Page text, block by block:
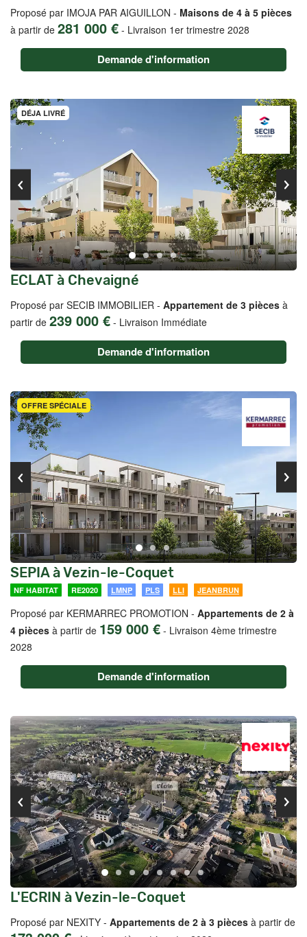
Proposé par IMOJA PAR AIGUILLON - Maisons de 4 à 5 pièces
à partir de 281 000 € - Livraison 1er trimestre 2028
Demande d'information
DÉJA LIVRÉ
ECLAT à Chevaigné
Proposé par SECIB IMMOBILIER - Appartement de 3 pièces à
partir de 239 000 € - Livraison Immédiate
Demande d'information
OFFRE SPÉCIALE
SEPIA à Vezin-le-Coquet
NF HABITAT RE2020 LMNP PLS LLI JEANBRUN
Proposé par KERMARREC PROMOTION - Appartements de 2 à
4 pièces à partir de 159 000 € - Livraison 4ème trimestre
2028
Demande d'information
L'ECRIN à Vezin-le-Coquet
Proposé par NEXITY - Appartements de 2 à 3 pièces à partir de